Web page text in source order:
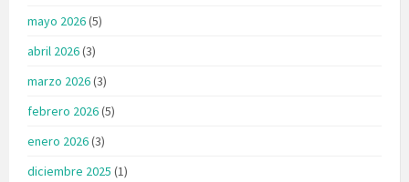
mayo 2026(5)
abril 2026(3)
marzo 2026(3)
febrero 2026(5)
enero 2026(3)
diciembre 2025 (1)